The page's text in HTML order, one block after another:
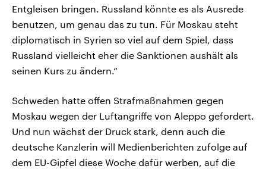
Entgleisen bringen. Russland könnte es als Ausrede
benutzen, um genau das zu tun. Für Moskau steht
diplomatisch in Syrien so viel auf dem Spiel, dass
Russland vielleicht eher die Sanktionen aushält als
seinen Kurs zu ändern.“
Schweden hatte offen Strafmaßnahmen gegen
Moskau wegen der Luftangriffe von Aleppo gefordert.
Und nun wächst der Druck stark, denn auch die
deutsche Kanzlerin will Medienberichten zufolge auf
dem EU-Gipfel diese Woche dafür werben, auf die